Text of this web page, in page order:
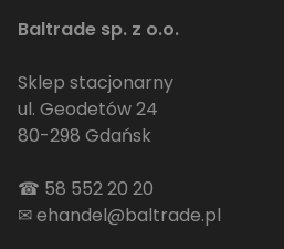
Baltrade sp. z o.o.
Sklep stacjonarny
ul. Geodetów 24
80-298 Gdańsk
☎ 58 552 20 20
✉ehandel@baltrade.pl